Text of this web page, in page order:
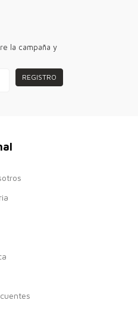
la campaña y
REGISTRO